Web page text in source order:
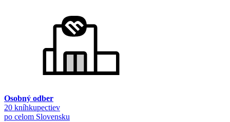
Osobný odber
20 kníhkupectiev
po celom Slovensku